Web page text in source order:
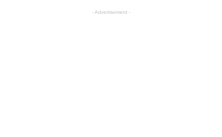
- Advertisement -